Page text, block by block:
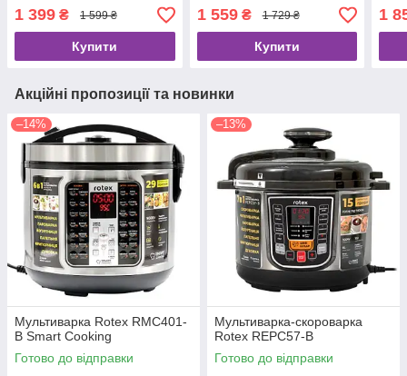
1 399 ₴ 1 599 ₴
Купити
1 559₴ 1 729 ₴
Купити
1
Акційні пропозиції та новинки
–14%
Мультиварка Rotex RMC401-
B Smart Cooking
Готово до відправки
–13%
Мультиварка-скороварка
Rotex REPC57-B
Готово до відправки